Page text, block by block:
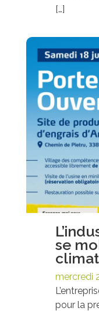
[…]
se
climat
mercredi
pour la